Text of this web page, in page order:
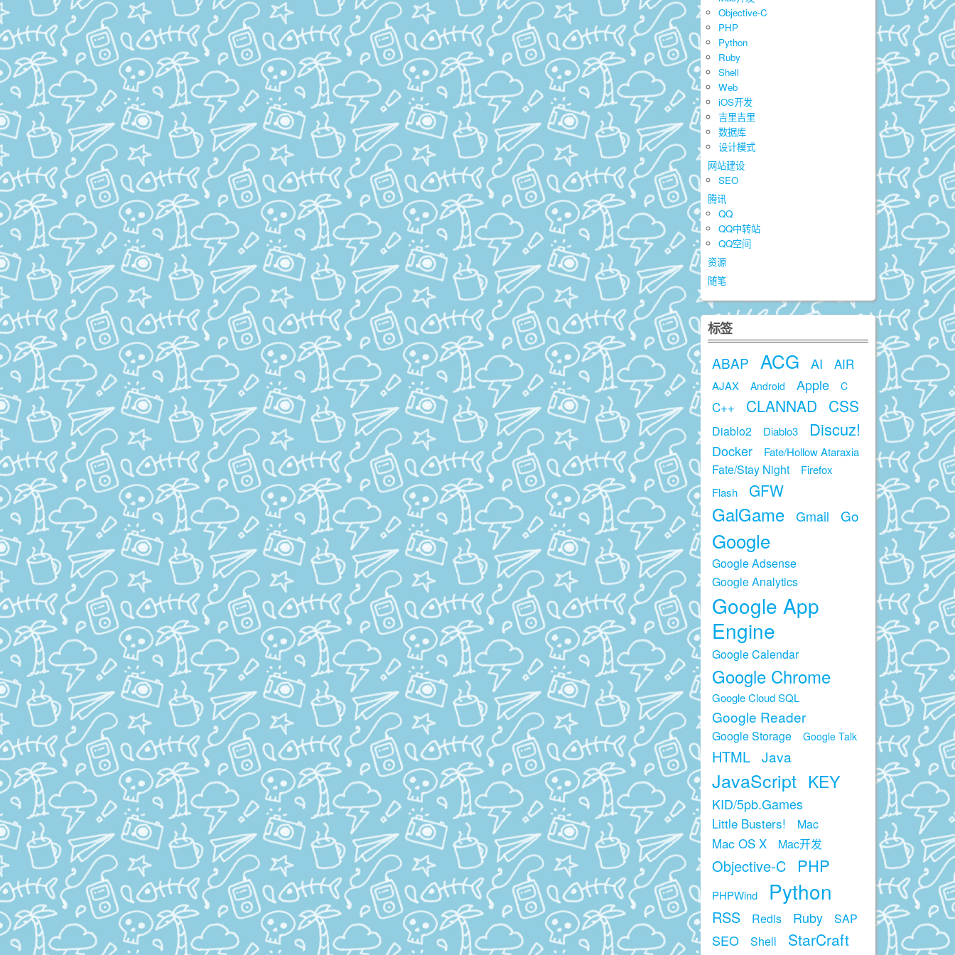
Objective-C
PHP
Python
Ruby
Shell
Web
iOS开发
吉里吉里
数据库
设计模式
网站建设
SEO
腾讯
QQ
QQ中转站
QQ空间
资源
随笔
标签
ABAP ACG AI AIR
AJAX Android Apple C
C++ CLANNAD CSS
Diablo2 Diablo3 Discuz!
Docker Fate/Hollow Ataraxia
Fate/Stay Night
Firefox
Flash
GFW
GalGame Gmail Go
Google
Google Adsense
Google Analytics
Google App
Engine
Google Calendar
Google Chrome
Google Cloud SQL
Google Reader
Google Storage Google Talk
HTML Java
JavaScript KEY
KID/5pb.Games
Little Busters! Mac
Mac OS X Mac开发
Objective-C PHP
PHPWind Python
RSS Redis Ruby SAP
SEO Shell
StarCraft